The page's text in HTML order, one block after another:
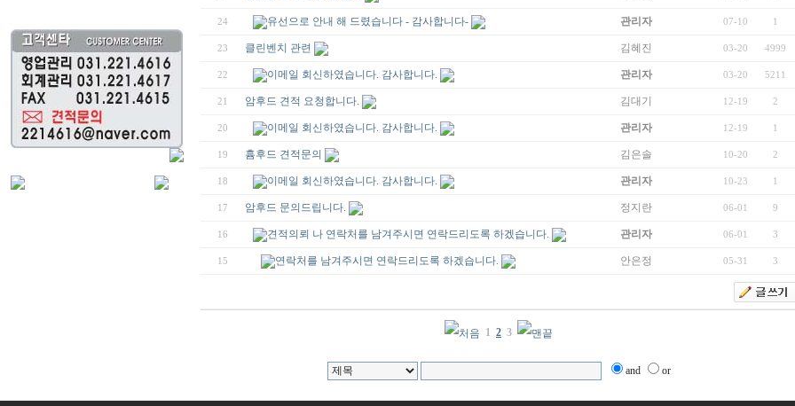
24 유선으로 안내 해 드렸습니다 - 감사합니다- 관리자 07-10 1
23 클린벤치 관련 김혜진 03-20 4999
22 이메일 회신하였습니다. 감사합니다. 관리자 03-20 5211
21 암후드 견적 요청합니다. 김대기 12-19 2
20 이메일 회신하였습니다. 감사합니다. 관리자 12-19 1
19 흄후드 견적문의 김은솔 10-20 2
18 이메일 회신하였습니다. 감사합니다. 관리자 10-23 1
17 암후드 문의드립니다. 정지란 06-01 9
16 견적의뢰 나 연락처를 남겨주시면 연락드리도록 하겠습니다. 관리자 06-01 3
15 연락처를 남겨주시면 연락드리도록 하겠습니다. 안은정 05-31 3
1 2 3
and or